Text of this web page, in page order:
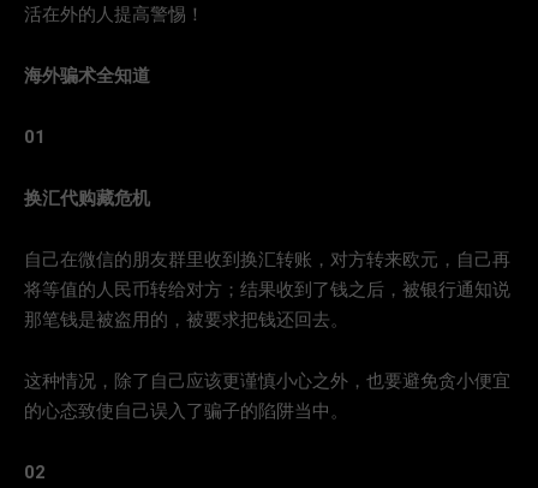
活在外的人提高警惕！
海外骗术全知道
01
换汇代购藏危机
自己在微信的朋友群里收到换汇转账，对方转来欧元，自己再
将等值的人民币转给对方；结果收到了钱之后，被银行通知说
那笔钱是被盗用的，被要求把钱还回去。
这种情况，除了自己应该更谨慎小心之外，也要避免贪小便宜
的心态致使自己误入了骗子的陷阱当中。
02